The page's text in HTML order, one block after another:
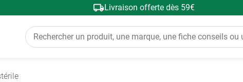
Livraison offerte dès 59€